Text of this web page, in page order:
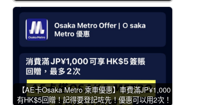
【AE卡Osaka Metro 乘車優惠】車費滿JP¥1,000
有HK$5回贈！記得要登記咗先！優惠可以用2次！